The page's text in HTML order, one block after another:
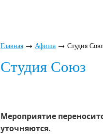
Главная → Афиша → Студия
Студия Союз
Мероприятие
уточняются.